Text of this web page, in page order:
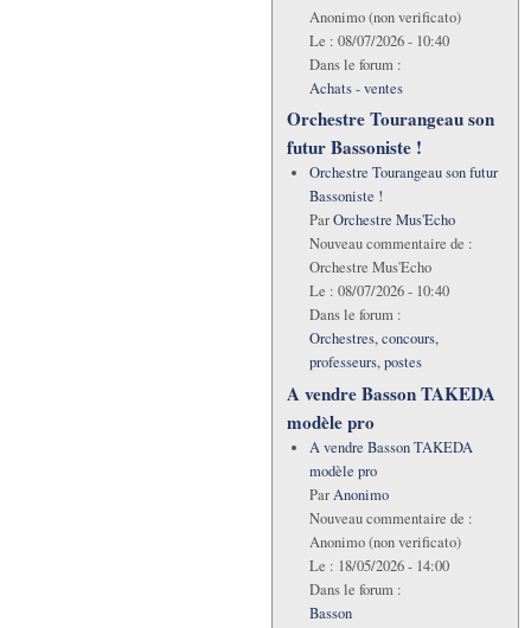
Anonimo (non verificato)
Le : 08/07/2026 - 10:40
Dans le forum :
Achats - ventes
Orchestre Tourangeau son
futur Bassoniste !
Orchestre Tourangeau son futur
Bassoniste !
ParOrchestre Mus'Echo
Nouveau commentaire de :
Orchestre Mus'Echo
Le : 08/07/2026 - 10:40
Dans le forum :
Orchestres, concours,
professeurs, postes
A vendre Basson TAKEDA
modèle pro
A vendre Basson TAKEDA
modèle pro
ParAnonimo
Nouveau commentaire de :
Anonimo (non verificato)
Le : 18/05/2026 - 14:00
Dans le forum :
Basson